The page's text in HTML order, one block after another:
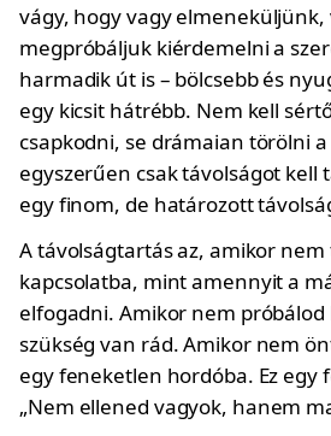
vágy, hogy vagy elmeneküljünk,
megpróbáljuk kiérdemelni a
harmadik út is – bölcsebb és
egy kicsit hátrébb. Nem kell
csapkodni, se drámaian törölni
egyszerűen csak távolságot kell
egy finom, de határozott
A távolságtartás az, amikor nem
kapcsolatba, mint amennyit a
elfogadni. Amikor nem
szükség van rád. Amikor nem
egy feneketlen hordóba. Ez egy
„Nem ellened vagyok, hanem